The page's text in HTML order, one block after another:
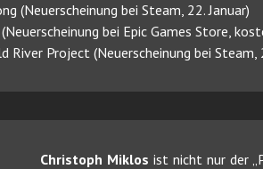
(Neuerscheinung bei Steam, 22. Januar)
bei Epic Games Store,
River Project (Neuerscheinung bei Steam,
Christoph Miklos ist nicht nur der